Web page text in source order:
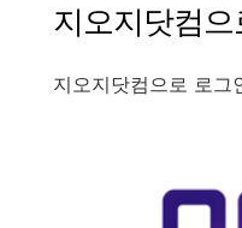
지오지닷컴으
지오지닷컴으로 로그